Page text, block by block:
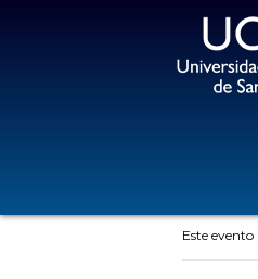
Este evento